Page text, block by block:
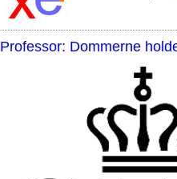
Professor: Dommerne